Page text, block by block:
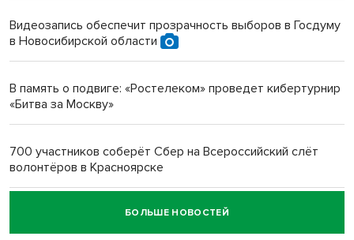
Новосибирский преподаватель с женой вошли в топ-16
Видеозапись обеспечит прозрачность выборов в Госдуму
в Новосибирской области
В память о подвиге: «Ростелеком» проведет кибертурнир
«Битва за Москву»
700 участников соберёт Сбер на Всероссийский слёт
волонтёров в Красноярске
Честный выбор: видеонаблюдение обеспечит
объективность результатов ЕДГ в Новосибирской
БОЛЬШЕ НОВОСТЕЙ